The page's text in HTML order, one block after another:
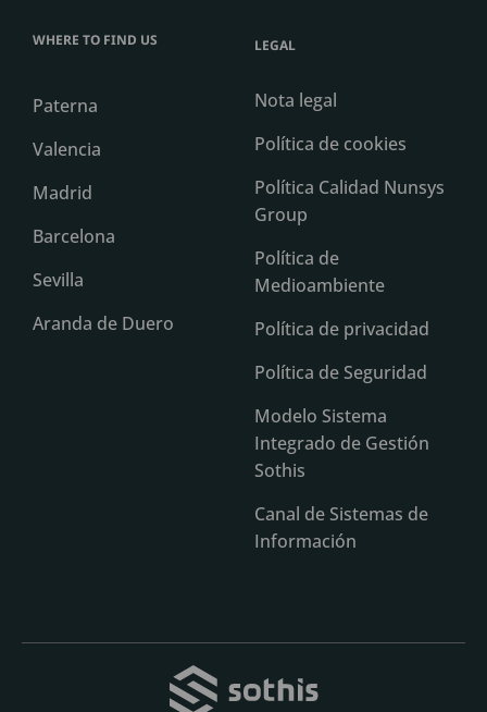
WHERE TO FIND US
Paterna
Valencia
Madrid
Barcelona
Sevilla
Aranda de Duero
LEGAL
Nota legal
Política de cookies
Política Calidad Nunsys
Group
Política de
Medioambiente
Política de privacidad
Política de Seguridad
Modelo Sistema
Integrado de Gestión
Sothis
Canal de Sistemas de
Información